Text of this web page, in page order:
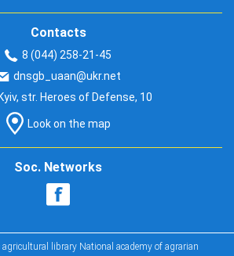
Contacts
8 (044) 258-21-45
dnsgb_uaan@ukr.net
str. Heroes of Defense, 10
Look on the map
Soc. Networks
library National academy of agrarian